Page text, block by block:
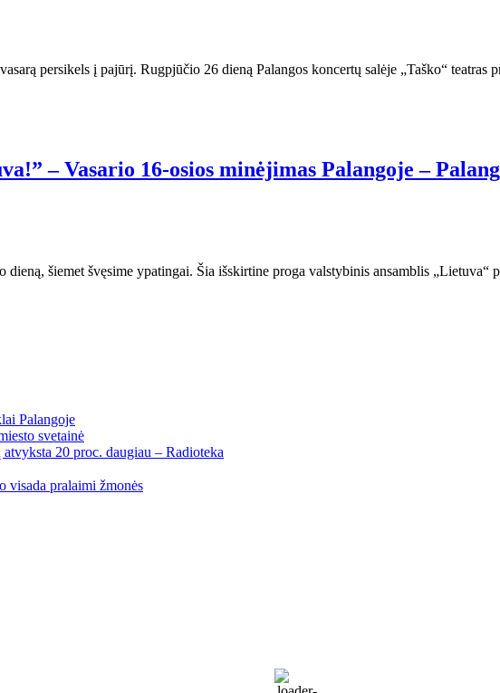
persikels į pajūrį. Rugpjūčio 26 dieną Palangos koncertų salėje „Taško“
– Vasario 16-osios minėjimas Palangoje –
dieną, šiemet švęsime ypatingai. Šia išskirtine proga valstybinis ansamblis
Palangoje
svetainė
20 proc. daugiau – Radioteka
visada pralaimi žmonės